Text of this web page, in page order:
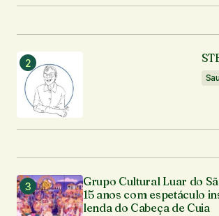
Grupo Cultural Luar do
15 anos com espetáculo
lenda do Cabeça de Cuia